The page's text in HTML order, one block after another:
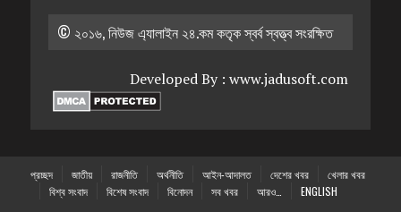
© ২০১৬, নিউজ এ্যালাইন ২৪.কম কতৃক স্বর্ব স্বত্ত্ব সংরক্ষিত
Developed By :www.jadusoft.com
প্রচ্ছদ জাতীয় রাজনীতি অর্থনীতি আইন-আদালত দেশের খবর
খেলার খবর
বিশ্ব সংবাদ
বিশেষ সংবাদ বিনোদন সব খবর আরও…
ENGLISH